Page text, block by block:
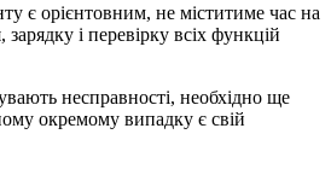
є орієнтовним, не міститиме час на
і перевірку всіх функцій
несправності, необхідно ще
окремому випадку є свій